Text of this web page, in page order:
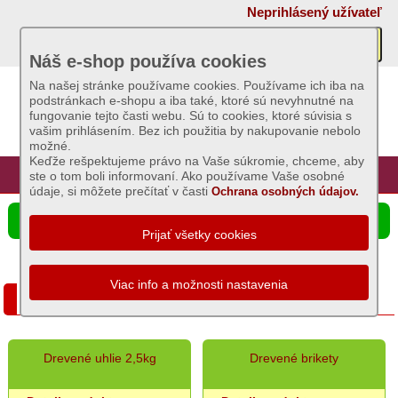
Neprihlásený užívateľ
Úvod Hlavná stránka Prihlásenie Registrácia
Náš e-shop používa cookies
Na našej stránke používame cookies. Používame ich iba na
podstránkach e-shopu a iba také, ktoré sú nevyhnutné na
fungovanie tejto časti webu. Sú to cookies, ktoré súvisia s
vašim prihlásením. Bez ich použitia by nakupovanie nebolo
možné.
Keďže rešpektujeme právo na Vaše súkromie, chceme, aby
ste o tom boli informovaní. Ako používame Vaše osobné
údaje, si môžete prečítať v častiOchrana osobných údajov.
☰ Ponuka produktov
Akcie
AKCIE:
Sviečky
AKCIE:
Záhradný
sortiment
AKCIE:
Semená
osivá
AKCIE:
Chovateľské
potreby
AKCIE:
Grilovací
AKCIE: Grilovací program
Drevené uhlie 2,5kg Drevené brikety